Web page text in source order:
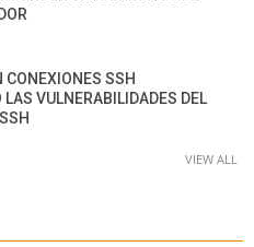
CONEXIONES SSH
LAS VULNERABILIDADES DEL
VIEW ALL